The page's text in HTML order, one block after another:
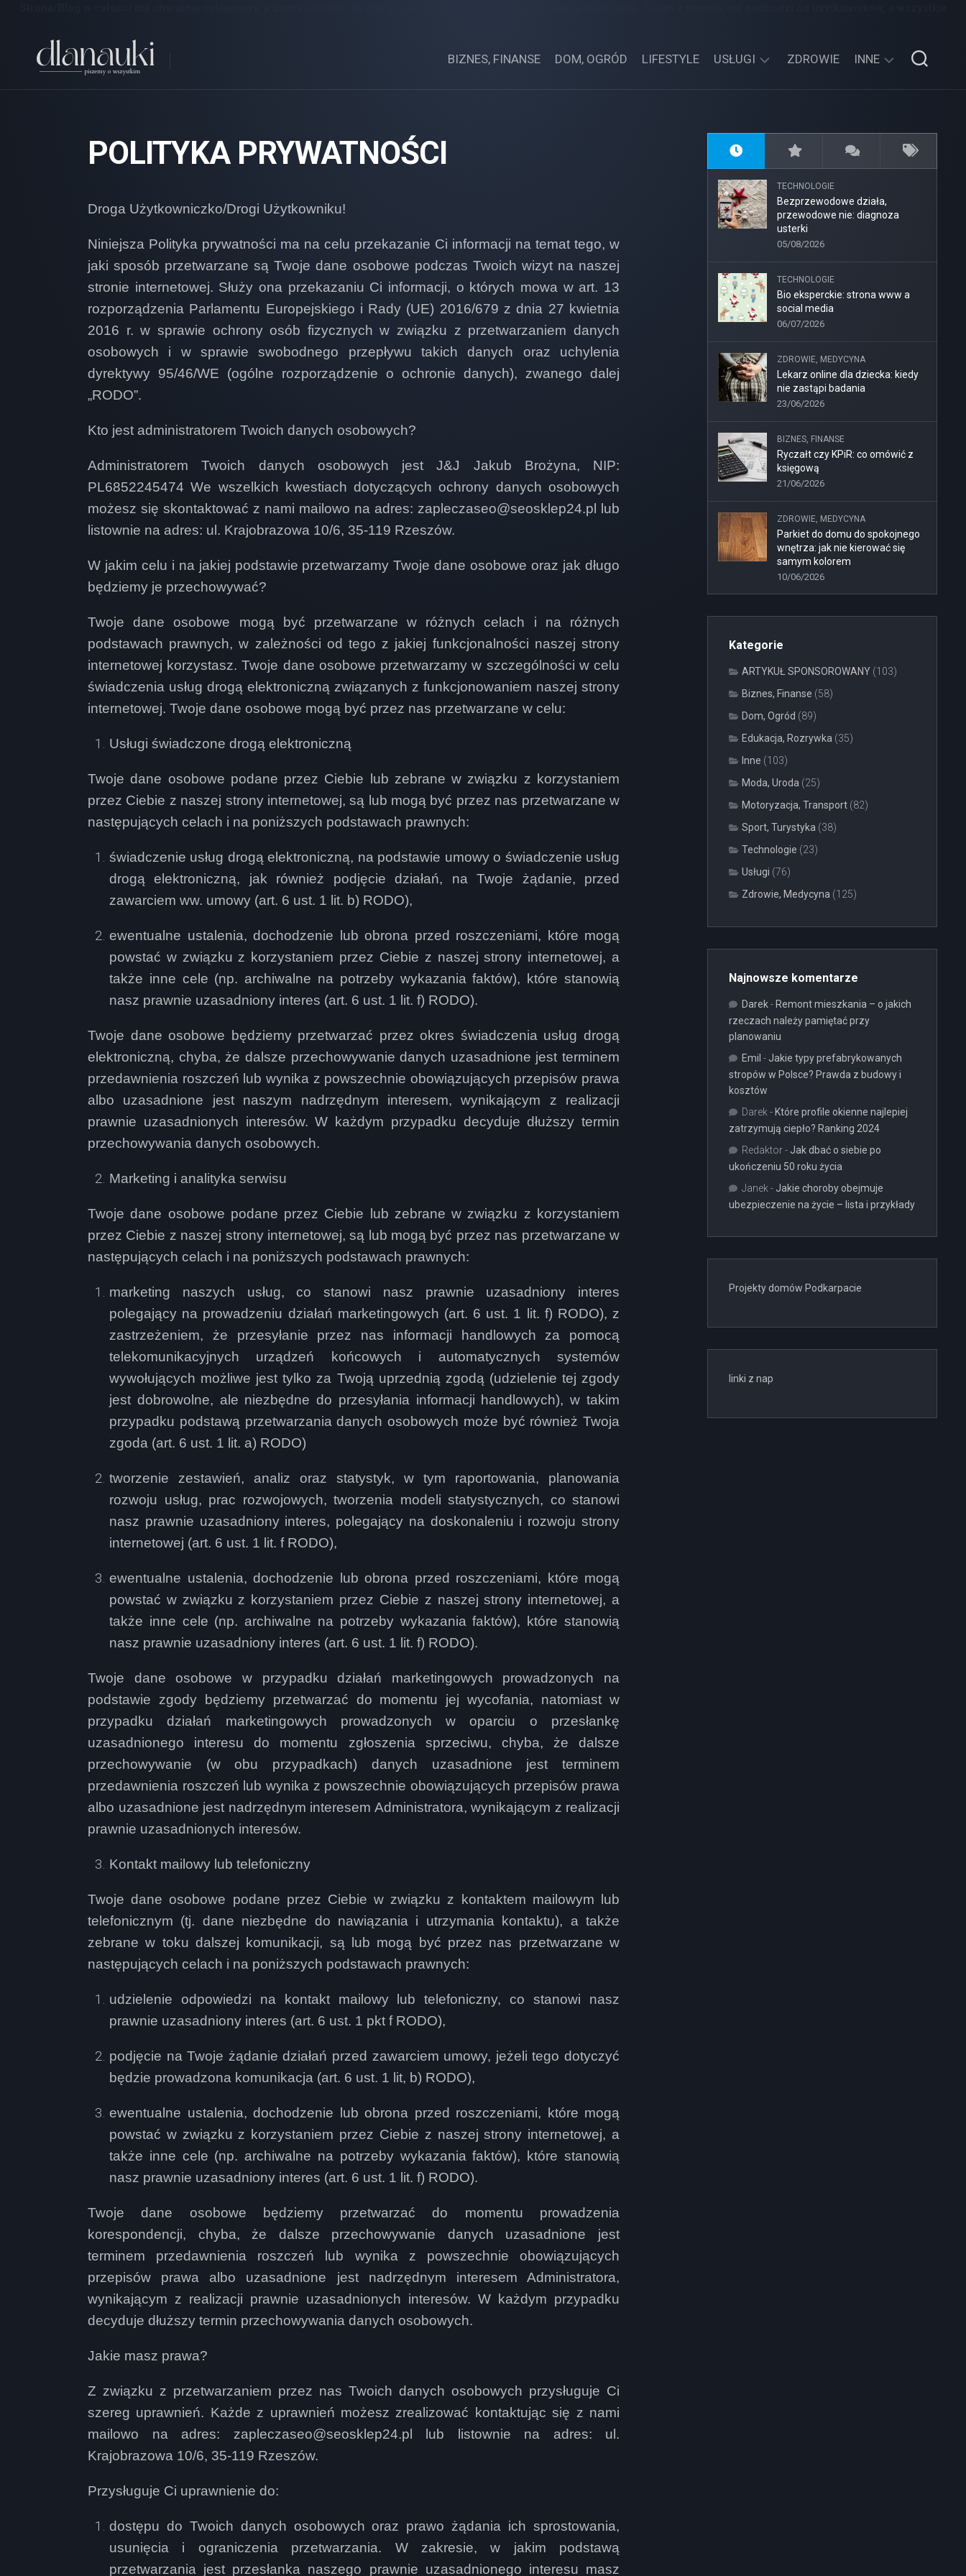
BIZNES, FINANSE DOM, OGRÓD LIFESTYLE USŁUGI ZDROWIE INNE
EDUKACJA,
TRANSPORT
POLITYKA PRYWATNOŚCI
Droga Użytkowniczko/Drogi Użytkowniku!
Niniejsza Polityka prywatności ma na celu przekazanie Ci informacji na temat tego, w
jaki sposób przetwarzane są Twoje dane osobowe podczas Twoich wizyt na naszej
stronie internetowej. Służy ona przekazaniu Ci informacji, o których mowa w art. 13
rozporządzenia Parlamentu Europejskiego i Rady (UE) 2016/679 z dnia 27 kwietnia
2016 r. w sprawie ochrony osób fizycznych w związku z przetwarzaniem danych
osobowych i w sprawie swobodnego przepływu takich danych oraz uchylenia
dyrektywy 95/46/WE (ogólne rozporządzenie o ochronie danych), zwanego dalej
„RODO”.
Kto jest administratorem Twoich danych osobowych?
Administratorem Twoich danych osobowych jestJ&J Jakub Brożyna, NIP:
PL6852245474 We wszelkich kwestiach dotyczących ochrony danych osobowych
możesz się skontaktować z nami mailowo na adres: zapleczaseo@seosklep24.pl lub
listownie na adres: ul. Krajobrazowa 10/6, 35-119 Rzeszów.
W jakim celu i na jakiej podstawie przetwarzamy Twoje dane osobowe oraz jak długo
będziemy je przechowywać?
Twoje dane osobowe mogą być przetwarzane w różnych celach i na różnych
podstawach prawnych, w zależności od tego z jakiej funkcjonalności naszej strony
internetowej korzystasz. Twoje dane osobowe przetwarzamy w szczególności w celu
świadczenia usług drogą elektroniczną związanych z funkcjonowaniem naszej strony
internetowej. Twoje dane osobowe mogą być przez nas przetwarzane w celu:
Usługi świadczone drogą elektroniczną
Twoje dane osobowe podane przez Ciebie lub zebrane w związku z korzystaniem
przez Ciebie z naszej strony internetowej, są lub mogą być przez nas przetwarzane w
następujących celach i na poniższych podstawach prawnych:
świadczenie usług drogą elektroniczną, na podstawie umowy o świadczenie usług
drogą elektroniczną, jak również podjęcie działań, na Twoje żądanie, przed
zawarciem ww. umowy (art. 6 ust. 1 lit. b) RODO),
ewentualne ustalenia, dochodzenie lub obrona przed roszczeniami, które mogą
powstać w związku z korzystaniem przez Ciebie z naszej strony internetowej, a
także inne cele (np. archiwalne na potrzeby wykazania faktów), które stanowią
nasz prawnie uzasadniony interes (art. 6 ust. 1 lit. f) RODO).
Twoje dane osobowe będziemy przetwarzać przez okres świadczenia usług drogą
elektroniczną, chyba, że dalsze przechowywanie danych uzasadnione jest terminem
przedawnienia roszczeń lub wynika z powszechnie obowiązujących przepisów prawa
albo uzasadnione jest naszym nadrzędnym interesem, wynikającym z realizacji
prawnie uzasadnionych interesów. W każdym przypadku decyduje dłuższy termin
przechowywania danych osobowych.
Marketing i analityka serwisu
Twoje dane osobowe podane przez Ciebie lub zebrane w związku z korzystaniem
przez Ciebie z naszej strony internetowej, są lub mogą być przez nas przetwarzane w
następujących celach i na poniższych podstawach prawnych:
marketing naszych usług, co stanowi nasz prawnie uzasadniony interes
polegający na prowadzeniu działań marketingowych (art. 6 ust. 1 lit. f) RODO), z
zastrzeżeniem, że przesyłanie przez nas informacji handlowych za pomocą
telekomunikacyjnych urządzeń końcowych i automatycznych systemów
wywołujących możliwe jest tylko za Twoją uprzednią zgodą (udzielenie tej zgody
jest dobrowolne, ale niezbędne do przesyłania informacji handlowych), w takim
przypadku podstawą przetwarzania danych osobowych może być również Twoja
zgoda (art. 6 ust. 1 lit. a) RODO)
tworzenie zestawień, analiz oraz statystyk, w tym raportowania, planowania
rozwoju usług, prac rozwojowych, tworzenia modeli statystycznych, co stanowi
nasz prawnie uzasadniony interes, polegający na doskonaleniu i rozwoju strony
internetowej (art. 6 ust. 1 lit. f RODO),
ewentualne ustalenia, dochodzenie lub obrona przed roszczeniami, które mogą
powstać w związku z korzystaniem przez Ciebie z naszej strony internetowej, a
także inne cele (np. archiwalne na potrzeby wykazania faktów), które stanowią
nasz prawnie uzasadniony interes (art. 6 ust. 1 lit. f) RODO).
Twoje dane osobowe w przypadku działań marketingowych prowadzonych na
podstawie zgody będziemy przetwarzać do momentu jej wycofania, natomiast w
przypadku działań marketingowych prowadzonych w oparciu o przesłankę
uzasadnionego interesu do momentu zgłoszenia sprzeciwu, chyba, że dalsze
przechowywanie (w obu przypadkach) danych uzasadnione jest terminem
przedawnienia roszczeń lub wynika z powszechnie obowiązujących przepisów prawa
albo uzasadnione jest nadrzędnym interesem Administratora, wynikającym z realizacji
prawnie uzasadnionych interesów.
Kontakt mailowy lub telefoniczny
Twoje dane osobowe podane przez Ciebie w związku z kontaktem mailowym lub
telefonicznym (tj. dane niezbędne do nawiązania i utrzymania kontaktu), a także
zebrane w toku dalszej komunikacji, są lub mogą być przez nas przetwarzane w
następujących celach i na poniższych podstawach prawnych:
udzielenie odpowiedzi na kontakt mailowy lub telefoniczny, co stanowi nasz
prawnie uzasadniony interes (art. 6 ust. 1 pkt f RODO),
podjęcie na Twoje żądanie działań przed zawarciem umowy, jeżeli tego dotyczyć
będzie prowadzona komunikacja (art. 6 ust. 1 lit, b) RODO),
ewentualne ustalenia, dochodzenie lub obrona przed roszczeniami, które mogą
powstać w związku z korzystaniem przez Ciebie z naszej strony internetowej, a
także inne cele (np. archiwalne na potrzeby wykazania faktów), które stanowią
nasz prawnie uzasadniony interes (art. 6 ust. 1 lit. f) RODO).
Twoje dane osobowe będziemy przetwarzać do momentu prowadzenia
korespondencji, chyba, że dalsze przechowywanie danych uzasadnione jest
terminem przedawnienia roszczeń lub wynika z powszechnie obowiązujących
przepisów prawa albo uzasadnione jest nadrzędnym interesem Administratora,
wynikającym z realizacji prawnie uzasadnionych interesów. W każdym przypadku
decyduje dłuższy termin przechowywania danych osobowych.
Jakie masz prawa?
Z związku z przetwarzaniem przez nas Twoich danych osobowych przysługuje Ci
szereg uprawnień. Każde z uprawnień możesz zrealizować kontaktując się z nami
mailowo na adres: zapleczaseo@seosklep24.pl lub listownie na adres: ul.
Krajobrazowa 10/6, 35-119 Rzeszów.
Przysługuje Ci uprawnienie do:
dostępu do Twoich danych osobowych oraz prawo żądania ich sprostowania,
usunięcia i ograniczenia przetwarzania. W zakresie, w jakim podstawą
przetwarzania jest przesłanka naszego prawnie uzasadnionego interesu masz
TECHNOLOGIE
Bezprzewodowe działa,
przewodowe nie: diagnoza
usterki
05/08/2026
TECHNOLOGIE
Bio eksperckie: strona www a
social media
06/07/2026
ZDROWIE, MEDYCYNA
Lekarz online dla dziecka: kiedy
nie zastąpi badania
23/06/2026
BIZNES, FINANSE
Ryczałt czy KPiR: co omówić z
księgową
21/06/2026
ZDROWIE, MEDYCYNA
Parkiet do domu do spokojnego
wnętrza: jak nie kierować się
samym kolorem
10/06/2026
Kategorie
ARTYKUŁ SPONSOROWANY (103)
Biznes, Finanse (58)
Dom, Ogród (89)
Edukacja, Rozrywka (35)
Inne (103)
Moda, Uroda (25)
Motoryzacja, Transport (82)
Sport, Turystyka (38)
Technologie (23)
Usługi (76)
Zdrowie, Medycyna (125)
Najnowsze komentarze
Darek- Remont mieszkania – o jakich
rzeczach należy pamiętać przy
planowaniu
Emil - Jakie typy prefabrykowanych
stropów w Polsce? Prawda z budowy i
kosztów
Darek - Które profile okienne najlepiej
zatrzymują ciepło? Ranking 2024
Redaktor- Jak dbać o siebie po
ukończeniu 50 roku życia
Janek - Jakie choroby obejmuje
ubezpieczenie na życie – lista i przykłady
Projekty domów Podkarpacie
linki z nap